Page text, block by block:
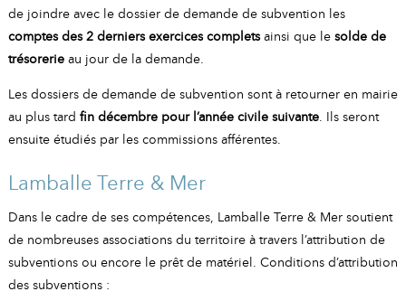
de joindre avec le dossier de demande de subvention les
comptes des 2 derniers exercices completsainsi que le solde de
trésorerieau jour de la demande.
Les dossiers de demande de subvention sont à retourner en mairie
au plus tard fin décembre pour l’année civile suivante. Ils seront
ensuite étudiés par les commissions afférentes.
Lamballe Terre & Mer
Dans le cadre de ses compétences, Lamballe Terre & Mer soutient
de nombreuses associations du territoire à travers l’attribution de
subventions ou encore le prêt de matériel. Conditions d’attribution
des subventions :